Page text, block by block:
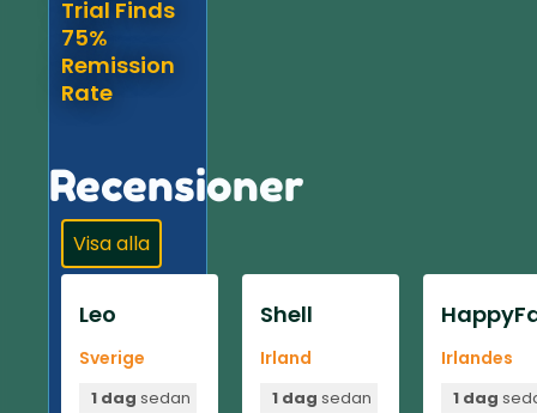
Trial Finds
75%
Remission
Rate
Recensioner
Visa alla
Leo
Sverige
1 dag sedan
Shell
Irland
1 dag sedan
Irlandes
1 dag